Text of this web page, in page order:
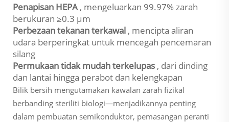
Penapisan HEPA, mengeluarkan 99.97% zarah
berukuran ≥0.3 µm
Perbezaan tekanan terkawal , mencipta aliran
udara berperingkat untuk mencegah pencemaran
silang
Permukaan tidak mudah terkelupas , dari dinding
dan lantai hingga perabot dan kelengkapan
Bilik bersih mengutamakan kawalan zarah fizikal
berbanding steriliti biologi—menjadikannya penting
dalam pembuatan semikonduktor, pemasangan peranti